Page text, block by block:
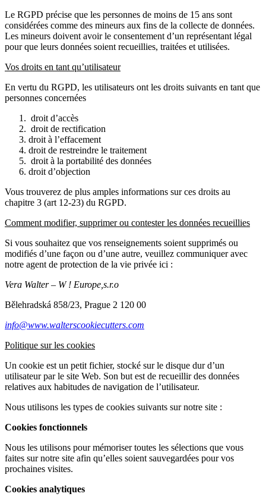
Le RGPD précise que les personnes de moins de 15 ans sont
considérées comme des mineurs aux fins de la collecte de données.
Les mineurs doivent avoir le consentement d’un représentant légal
pour que leurs données soient recueillies, traitées et utilisées.
Vos droits en tant qu’utilisateur
En vertu du RGPD, les utilisateurs ont les droits suivants en tant que
personnes concernées
droit d’accès
droit de rectification
droit à l’effacement
droit de restreindre le traitement
droit à la portabilité des données
droit d’objection
Vous trouverez de plus amples informations sur ces droits au
chapitre 3 (art 12-23) du RGPD.
Comment modifier, supprimer ou contester les données recueillies
Si vous souhaitez que vos renseignements soient supprimés ou
modifiés d’une façon ou d’une autre, veuillez communiquer avec
notre agent de protection de la vie privée ici :
Vera Walter – W ! Europe,s.r.o
Bělehradská 858/23, Prague 2 120 00
info@www.walterscookiecutters.com
Politique sur les cookies
Un cookie est un petit fichier, stocké sur le disque dur d’un
utilisateur par le site Web. Son but est de recueillir des données
relatives aux habitudes de navigation de l’utilisateur.
Nous utilisons les types de cookies suivants sur notre site :
Cookies fonctionnels
Nous les utilisons pour mémoriser toutes les sélections que vous
faites sur notre site afin qu’elles soient sauvegardées pour vos
prochaines visites.
Cookies analytiques